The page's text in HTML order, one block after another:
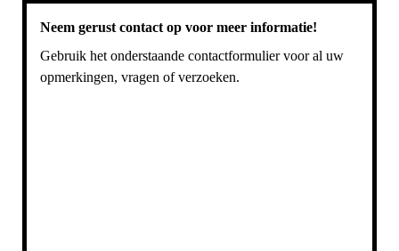
Neem gerust contact op voor meer informatie!
Gebruik het onderstaande contactformulier voor al uw
opmerkingen, vragen of verzoeken.